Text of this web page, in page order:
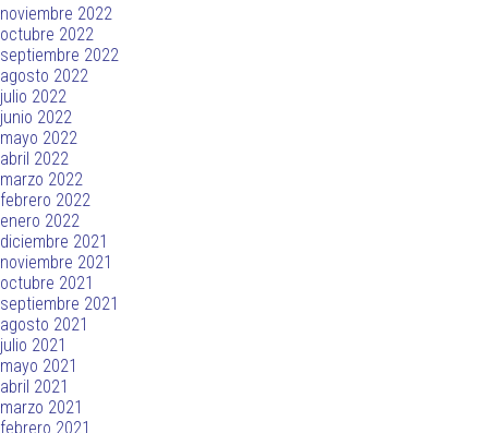
noviembre 2022
octubre 2022
septiembre 2022
agosto 2022
julio 2022
junio 2022
mayo 2022
abril 2022
marzo 2022
febrero 2022
enero 2022
diciembre 2021
noviembre 2021
octubre 2021
septiembre 2021
agosto 2021
julio 2021
mayo 2021
abril 2021
marzo 2021
febrero 2021